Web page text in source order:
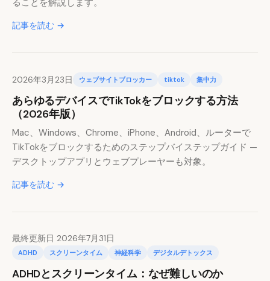
ることを解説します。
記事を読む →
2026年3月23日 ウェブサイトブロッカー tiktok 集中力
あらゆるデバイスでTikTokをブロックする方法
（2026年版）
Mac、Windows、Chrome、iPhone、Android、ルーターで
TikTokをブロックするためのステップバイステップガイド —
デスクトップアプリとウェブプレーヤーも対象。
記事を読む →
最終更新日 2026年7月31日
ADHD スクリーンタイム 神経科学 デジタルデトックス
ADHDとスクリーンタイム：なぜ難しいのか